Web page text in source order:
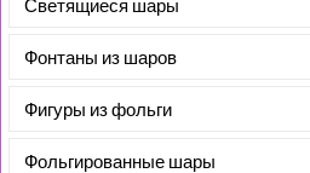
Светящиеся шары
Фонтаны из шаров
Фигуры из фольги
Фольгированные шары